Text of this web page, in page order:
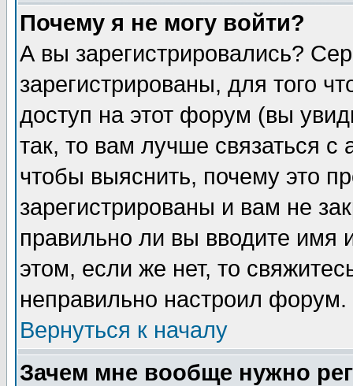
Почему я не могу войти?
А вы зарегистрировались?
зарегистрированы, для того
доступ на этот форум (вы
так, то вам лучше связаться
чтобы выяснить, почему это
зарегистрированы и вам не
правильно ли вы вводите
этом, если же нет, то
неправильно настроил форум.
Вернуться к началу
Зачем мне вообще нужно